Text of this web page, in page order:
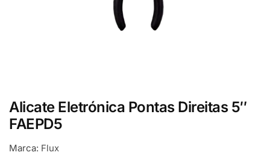
Alicate Eletrónica Pontas Direitas 5″
FAEPD5
Marca: Flux